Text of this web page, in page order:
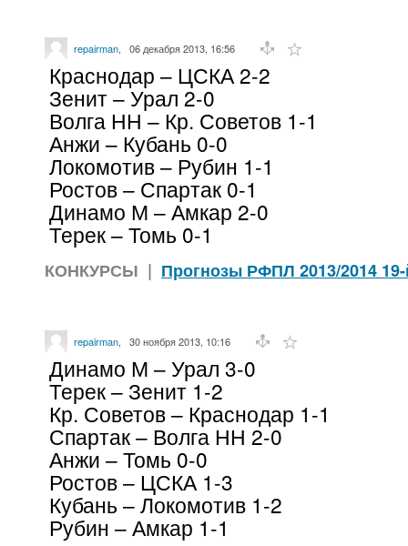
repairman, 06 декабря 2013, 16:56
Краснодар – ЦСКА 2-2
Зенит – Урал 2-0
Волга НН – Кр. Советов 1-1
Анжи – Кубань 0-0
Локомотив – Рубин 1-1
Ростов – Спартак 0-1
Динамо М – Амкар 2-0
Терек – Томь 0-1
КОНКУРСЫ | Прогнозы РФПЛ 2013/2014
repairman, 30 ноября 2013, 10:16
Динамо М – Урал 3-0
Терек – Зенит 1-2
Кр. Советов – Краснодар 1-1
Спартак – Волга НН 2-0
Анжи – Томь 0-0
Ростов – ЦСКА 1-3
Кубань – Локомотив 1-2
Рубин – Амкар 1-1